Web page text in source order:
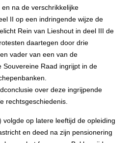
na de verschrikkelijke
II op een indringende wijze de
Rein van Lieshout in deel III de
daartegen door drie
vader van een van de
Souvereine Raad ingrijpt in de
over deze ingrijpende
rechtsgeschiedenis.
volgde op latere leeftijd de opleiding
en deed na zijn pensionering